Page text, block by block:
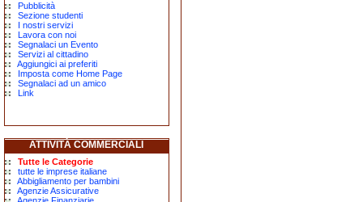
Pubblicità
Sezione studenti
I nostri servizi
Lavora con noi
Segnalaci un Evento
Servizi al cittadino
Aggiungici ai preferiti
Imposta come Home Page
Segnalaci ad un amico
Link
ATTIVITÀ COMMERCIALI
Tutte le Categorie
tutte le imprese italiane
Abbigliamento per bambini
Agenzie Assicurative